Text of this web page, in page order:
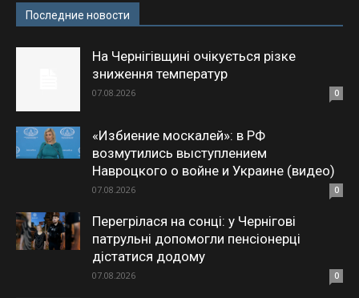
Последние новости
На Чернігівщині очікується різке
зниження температур
07.08.2026 0
«Избиение москалей»: в РФ
возмутились выступлением
Навроцкого о войне и Украине (видео)
07.08.2026 0
Перегрілася на сонці: у Чернігові
патрульні допомогли пенсіонерці
дістатися додому
07.08.2026 0